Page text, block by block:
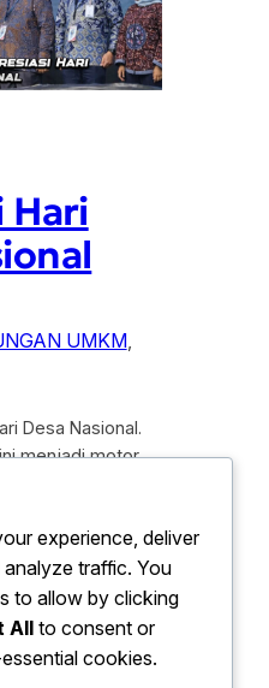
Hari
UMKM
Desa Nasional.
menjadi motor
besar bagi
air, PT Bank
Tbk atau
prestasi
hari desa
experience, deliver
traffic. You
to allow by clicking
Allto consent or
cookies.